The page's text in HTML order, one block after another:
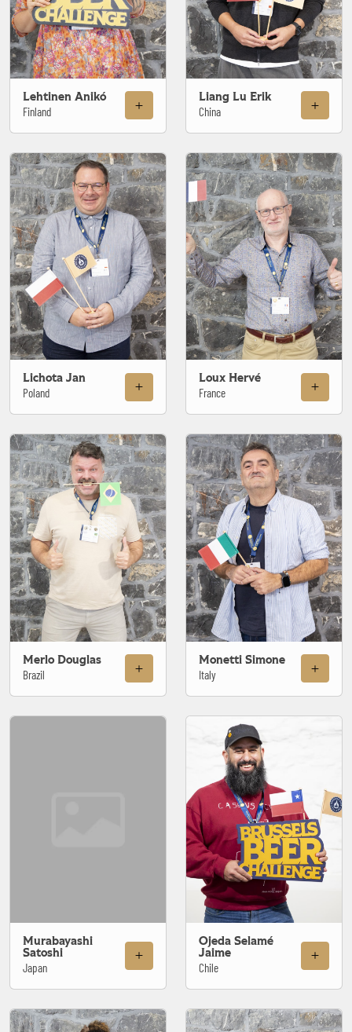
Lehtinen Anikó
Finland
Liang Lu Erik
China
Lichota Jan
Poland
Loux Hervé
France
Merlo Douglas
Brazil
Monetti Simone
Italy
Murabayashi
Satoshi
Japan
Ojeda Selamé
Jaime
Chile